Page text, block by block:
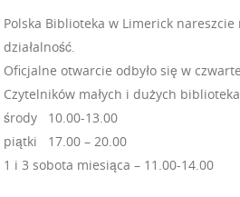
Polska Biblioteka w Limerick nareszcie
działalność.
Oficjalne otwarcie odbyło się w
Czytelników małych i dużych
środy 10.00-13.00
piątki 17.00 – 20.00
1 i 3 sobota miesiąca – 11.00-14.00